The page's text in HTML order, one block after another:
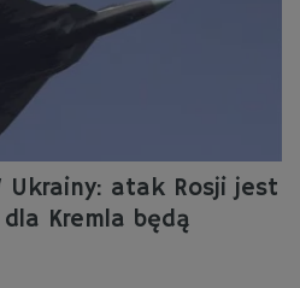
Ukrainy: atak Rosji jest
Kremla będą